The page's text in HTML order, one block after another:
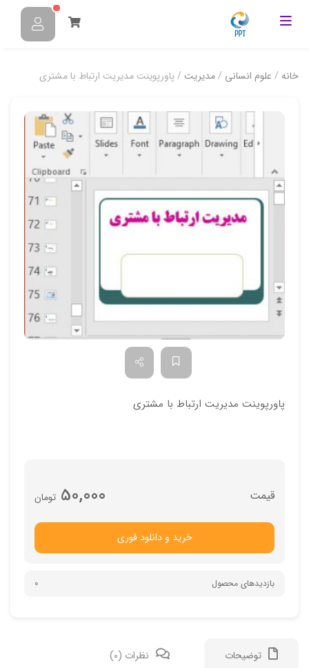
خانه / علوم انسانی /مدیریت / پاورپوینت مدیریت ارتباط با مشتری
پاورپوینت مدیریت ارتباط با مشتری
تومان 50,000
خرید و دانلود فوری
بازدیدهای محصول 0
توضیحات نظرات (0)